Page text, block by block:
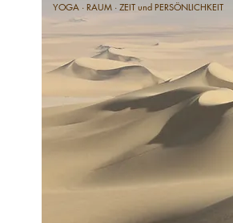
YOGA · RAUM · ZEIT und PERSÖNLICHKEIT